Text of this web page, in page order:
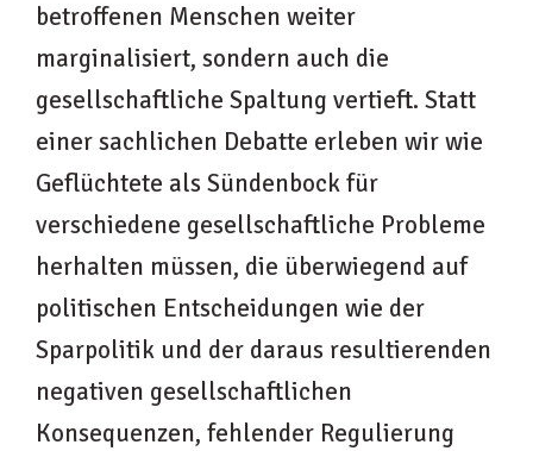
betroffenen Menschen weiter
marginalisiert, sondern auch die
gesellschaftliche Spaltung vertieft. Statt
einer sachlichen Debatte erleben wir wie
Geflüchtete als Sündenbock für
verschiedene gesellschaftliche Probleme
herhalten müssen, die überwiegend auf
politischen Entscheidungen wie der
Sparpolitik und der daraus resultierenden
negativen gesellschaftlichen
Konsequenzen, fehlender Regulierung